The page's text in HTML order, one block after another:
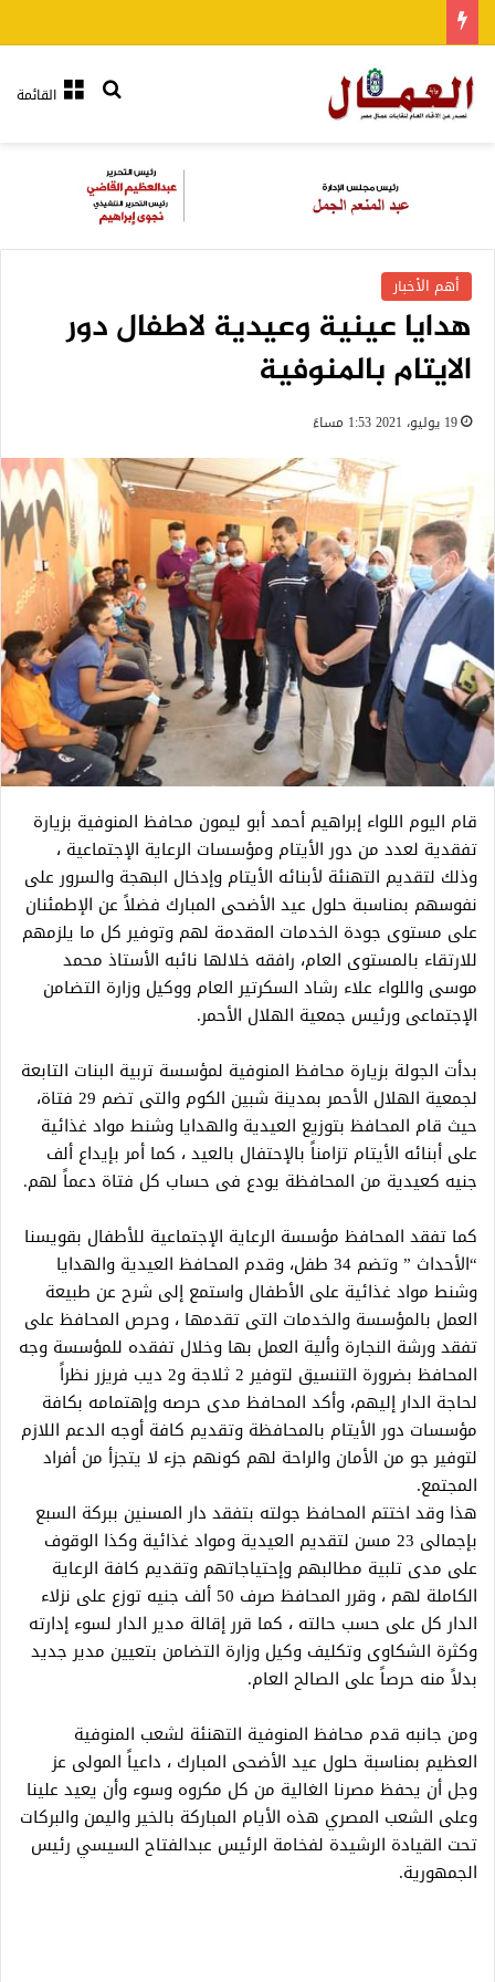
القائمةبحث عن
أهم الأخبار
هدايا عينية وعيدية لاطفال دور
الايتام بالمنوفية
19 يوليو، 2021 1:53 مساءً
قام اليوم اللواء إبراهيم أحمد أبو ليمون محافظ المنوفية بزيارة
تفقدية لعدد من دور الأيتام ومؤسسات الرعاية الإجتماعية ،
وذلك لتقديم التهنئة لأبنائه الأيتام وإدخال البهجة والسرور على
نفوسهم بمناسبة حلول عيد الأضحى المبارك فضلاً عن الإطمئنان
على مستوى جودة الخدمات المقدمة لهم وتوفير كل ما يلزمهم
للارتقاء بالمستوى العام، رافقه خلالها نائبه الأستاذ محمد
موسى واللواء علاء رشاد السكرتير العام ووكيل وزارة التضامن
الإجتماعى ورئيس جمعية الهلال الأحمر.
بدأت الجولة بزيارة محافظ المنوفية لمؤسسة تربية البنات التابعة
لجمعية الهلال الأحمر بمدينة شبين الكوم والتى تضم 29 فتاة،
حيث قام المحافظ بتوزيع العيدية والهدايا وشنط مواد غذائية
على أبنائه الأيتام تزامناً بالإحتفال بالعيد ، كما أمر بإيداع ألف
جنيه كعيدية من المحافظة يودع فى حساب كل فتاة دعماً لهم.
كما تفقد المحافظ مؤسسة الرعاية الإجتماعية للأطفال بقويسنا
“الأحداث ” وتضم 34 طفل، وقدم المحافظ العيدية والهدايا
وشنط مواد غذائية على الأطفال واستمع إلى شرح عن طبيعة
العمل بالمؤسسة والخدمات التى تقدمها ، وحرص المحافظ على
تفقد ورشة النجارة وألية العمل بها وخلال تفقده للمؤسسة وجه
المحافظ بضرورة التنسيق لتوفير 2 ثلاجة و2 ديب فريزر نظراً
لحاجة الدار إليهم، وأكد المحافظ مدى حرصه وإهتمامه بكافة
مؤسسات دور الأيتام بالمحافظة وتقديم كافة أوجه الدعم اللازم
لتوفير جو من الأمان والراحة لهم كونهم جزء لا يتجزأ من أفراد
المجتمع.
هذا وقد اختتم المحافظ جولته بتفقد دار المسنين ببركة السبع
بإجمالى 23 مسن لتقديم العيدية ومواد غذائية وكذا الوقوف
على مدى تلبية مطالبهم وإحتياجاتهم وتقديم كافة الرعاية
الكاملة لهم ، وقرر المحافظ صرف 50 ألف جنيه توزع على نزلاء
الدار كل على حسب حالته ، كما قرر إقالة مدير الدار لسوء إدارته
وكثرة الشكاوى وتكليف وكيل وزارة التضامن بتعيين مدير جديد
بدلاً منه حرصاً على الصالح العام.
ومن جانبه قدم محافظ المنوفية التهنئة لشعب المنوفية
العظيم بمناسبة حلول عيد الأضحى المبارك ، داعياً المولى عز
وجل أن يحفظ مصرنا الغالية من كل مكروه وسوء وأن يعيد علينا
وعلى الشعب المصري هذه الأيام المباركة بالخير واليمن والبركات
تحت القيادة الرشيدة لفخامة الرئيس عبدالفتاح السيسي رئيس
الجمهورية.